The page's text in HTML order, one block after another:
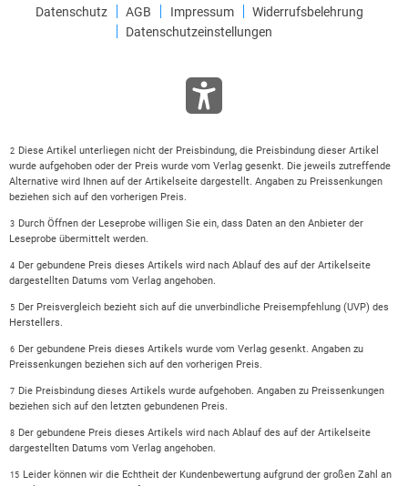
Datenschutz AGB Impressum
Widerrufsbelehrung
Datenschutzeinstellungen
2 Diese Artikel unterliegen nicht der Preisbindung, die Preisbindung dieser Artikel
wurde aufgehoben oder der Preis wurde vom Verlag gesenkt. Die jeweils zutreffende
Alternative wird Ihnen auf der Artikelseite dargestellt. Angaben zu Preissenkungen
beziehen sich auf den vorherigen Preis.
3 Durch Öffnen der Leseprobe willigen Sie ein, dass Daten an den Anbieter der
Leseprobe übermittelt werden.
4 Der gebundene Preis dieses Artikels wird nach Ablauf des auf der Artikelseite
dargestellten Datums vom Verlag angehoben.
5 Der Preisvergleich bezieht sich auf die unverbindliche Preisempfehlung (UVP) des
Herstellers.
6 Der gebundene Preis dieses Artikels wurde vom Verlag gesenkt. Angaben zu
Preissenkungen beziehen sich auf den vorherigen Preis.
7 Die Preisbindung dieses Artikels wurde aufgehoben. Angaben zu Preissenkungen
beziehen sich auf den letzten gebundenen Preis.
8 Der gebundene Preis dieses Artikels wird nach Ablauf des auf der Artikelseite
dargestellten Datums vom Verlag angehoben.
15 Leider können wir die Echtheit der Kundenbewertung aufgrund der großen Zahl an